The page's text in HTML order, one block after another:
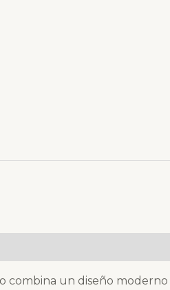
un diseño